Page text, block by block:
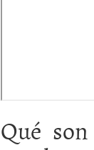
Qué